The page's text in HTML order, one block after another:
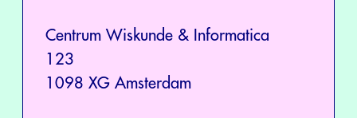
Centrum Wiskunde & Informatica
123
1098 XG Amsterdam